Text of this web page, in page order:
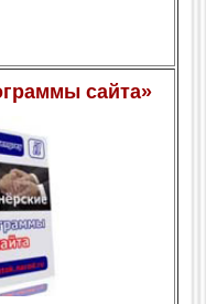
сайта»